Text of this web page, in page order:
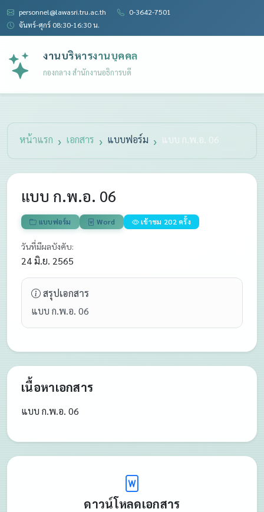
personnel@lawasri.tru.ac.th
0-3642-7501
จันทร์-ศุกร์ 08:30-16:30 น.
งานบริหารงานบุคคล
กองกลาง สำนักงานอธิการบดี
หน้าแรก เอกสาร แบบฟอร์ม แบบ ก.พ.อ. 06
แบบ ก.พ.อ. 06
แบบฟอร์ม Word เข้าชม 202 ครั้ง
วันที่มีผลบังคับ:
24 มิ.ย. 2565
สรุปเอกสาร
แบบ ก.พ.อ. 06
เนื้อหาเอกสาร
แบบ ก.พ.อ. 06
ดาวน์โหลดเอกสาร